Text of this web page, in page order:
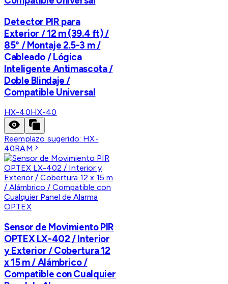
Detector PIR para
Exterior / 12 m (39.4 ft) /
85° / Montaje 2.5-3 m /
Cableado / Lógica
Inteligente Antimascota /
Doble Blindaje /
Compatible Universal
HX-40HX-40
Reemplazo sugerido: HX-
40RAM
OPTEX
Sensor de Movimiento PIR
OPTEX LX-402 / Interior
y Exterior / Cobertura 12
x 15 m / Alámbrico /
Compatible con Cualquier